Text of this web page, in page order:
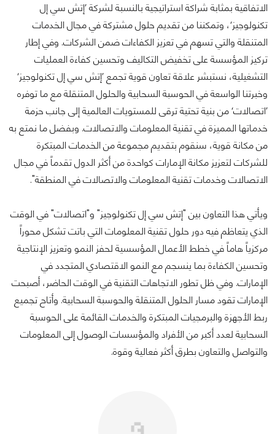
الاتفاقية بمثابة شراكة استراتيجية بالنسبة لشركة ’إتش سي إل
تكنولوجيز‘، وتمكننا من تقديم حلول مشتركة في مجال الخدمات
المتنقلة والتي تسهم في تعزيز الكفاءات ضمن الشركات. وفي إطار
تركيز المؤسسة على تخفيض التكاليف وتحسين كفاءة العمليات
التشغيلية، نستبشر علاقة تعاون قوية تجمع ’إتش سي إل تكنولوجيز‘
وخبرتنا الواسعة في الحوسبة السحابية والحلول المتنقلة مع ما توفره
’اتصالات‘ من بنية تحتية ترقى للمستويات العالمية إلى جانب حزمة
خدماتها المميزة في تقنية المعلومات والاتصالات. وبفضل ما نمتع به
من مكانة قوية، سنقوم بتقديم مجموعة من الخدمات المبتكرة
للشركات لتعزيز مكانة الإمارات كواحدة من أكثر الدول تقدماً في مجال
الاتصالات وخدمات تقنية المعلومات والاتصالات في المنطقة".
ويأتي هذا التعاون بين "إتش سي إل تكنولوجيز" و"اتصالات" في الوقت
الذي يتعاظم فيه دور حلول تقنية المعلومات التي باتت تشكل محوراً
مركزياً هاماً في خطط الأعمال المؤسسية لحفز النمو وتعزيز الإنتاجية
وتحسين الكفاءة بما ينسجم مع النمو الاقتصادي المتجدد في
الإمارات. وفي ظل تطور الاتجاهات التقنية في الوقت الحاضر، أصبحت
الإمارات تقود مسار الحلول المتنقلة والحوسبة السحابية. وأتاح تجميع
ربط الأجهزة والبرمجيات المبتكرة والخدمات القائمة على الحوسبة
السحابية لعدد أكبر من الأفراد والمؤسسات الوصول إلى المعلومات
والتواصل والتعاون بطرق أكثر فعالية وقوة.